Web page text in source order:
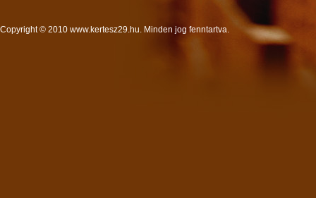
Copyright © 2010 www.kertesz29.hu. Minden jog fenntartva.